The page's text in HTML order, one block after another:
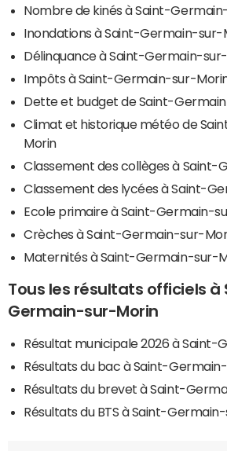
Nombre de kinés à Saint-
Inondations à Saint-Germain-sur-
Délinquance à Saint-Germain-
Impôts à Saint-Germain-sur-
Dette et budget de Saint-
Climat et historique météo de
Morin
Classement des collèges à Saint-
Classement des lycées à Saint-
Ecole primaire à Saint-Germain-
Crèches à Saint-Germain-sur-
Maternités à Saint-Germain-sur-
Tous les résultats officiels à
Germain-sur-Morin
Résultat municipale 2026 à Saint-
Résultats du bac à Saint-
Résultats du brevet à Saint-
Résultats du BTS à Saint-